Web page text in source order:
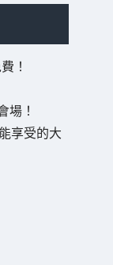
！
場！
享受的大